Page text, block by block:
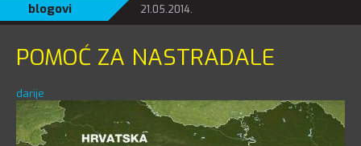
blogovi 21.05.2014.
POMOĆ ZA NASTRADALE
darije